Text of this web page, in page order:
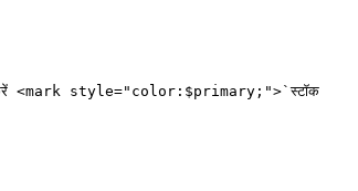
करें <mark style="color:$primary;">`स्टॉक